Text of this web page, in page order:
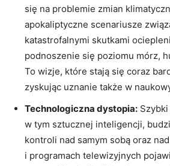
się na problemie zmian
apokaliptyczne scenariusze
katastrofalnymi skutkami
podnoszenie się poziomu mórz,
To wizje, które stają się coraz
zyskując uznanie także w
Technologiczna dystopia:
w tym sztucznej inteligencji,
kontroli nad samym sobą oraz
i programach telewizyjnych